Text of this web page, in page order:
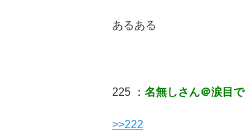
あるある
225 ： 名無しさん＠涙目で
>>222